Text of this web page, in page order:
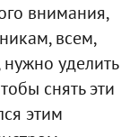
внимания,
всем,
уделить
снять эти
этим